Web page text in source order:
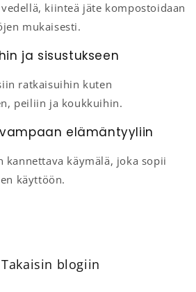
kiinteä jäte kompostoidaan
mukaisesti.
ja sisustukseen
ratkaisuihin kuten
peiliin ja koukkuihin.
elämäntyyliin
kannettava käymälä, joka sopii
käyttöön.
Takaisin blogiin